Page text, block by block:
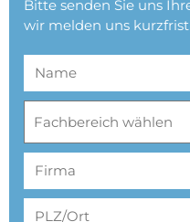
Bitte senden Sie uns
wir melden uns